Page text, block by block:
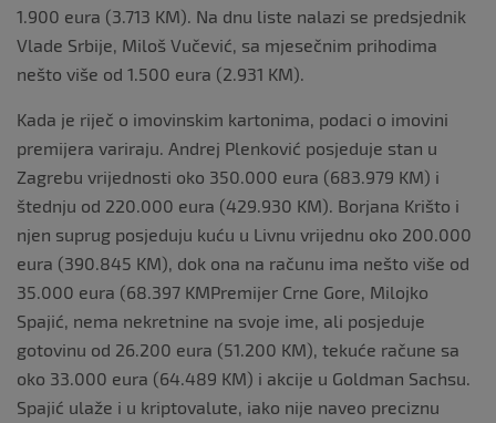
1.900 eura (3.713 KM). Na dnu liste nalazi se predsjednik
Vlade Srbije, Miloš Vučević, sa mjesečnim prihodima
nešto više od 1.500 eura (2.931 KM).
Kada je riječ o imovinskim kartonima, podaci o imovini
premijera variraju. Andrej Plenković posjeduje stan u
Zagrebu vrijednosti oko 350.000 eura (683.979 KM) i
štednju od 220.000 eura (429.930 KM). Borjana Krišto i
njen suprug posjeduju kuću u Livnu vrijednu oko 200.000
eura (390.845 KM), dok ona na računu ima nešto više od
35.000 eura (68.397 KMPremijer Crne Gore, Milojko
Spajić, nema nekretnine na svoje ime, ali posjeduje
gotovinu od 26.200 eura (51.200 KM), tekuće račune sa
oko 33.000 eura (64.489 KM) i akcije u Goldman Sachsu.
Spajić ulaže i u kriptovalute, iako nije naveo preciznu